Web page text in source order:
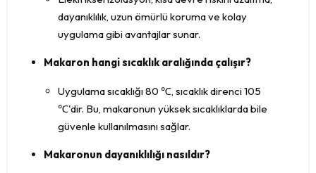
dayanıklılık, uzun ömürlü koruma ve kolay
uygulama gibi avantajlar sunar.
Makaron hangi sıcaklık aralığında çalışır?
Uygulama sıcaklığı 80 ℃, sıcaklık direnci 105
℃'dir. Bu, makaronun yüksek sıcaklıklarda bile
güvenle kullanılmasını sağlar.
Makaronun dayanıklılığı nasıldır?